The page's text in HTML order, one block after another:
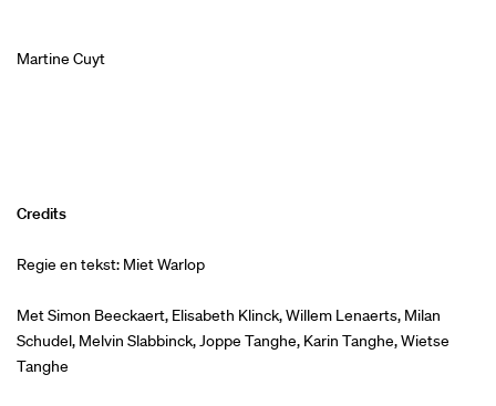
Martine Cuyt
Credits
Regie en tekst: Miet Warlop
Met Simon Beeckaert, Elisabeth Klinck, Willem Lenaerts, Milan
Schudel, Melvin Slabbinck, Joppe Tanghe, Karin Tanghe, Wietse
Tanghe